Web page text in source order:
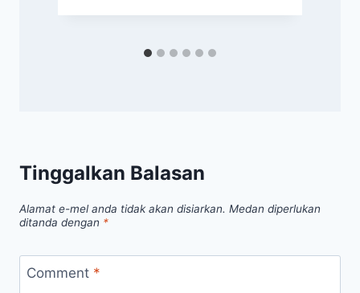
Tinggalkan Balasan
Alamat e-mel anda tidak akan disiarkan. Medan diperlukan
ditanda dengan *
Comment *